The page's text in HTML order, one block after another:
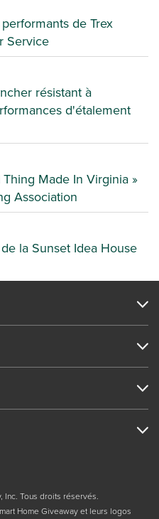
de Trex
Service
résistant à
d'étalement
Made In Virginia »
Association
la Sunset Idea House
Inc. Tous droits réservés.
Home Giveaway et leurs logos